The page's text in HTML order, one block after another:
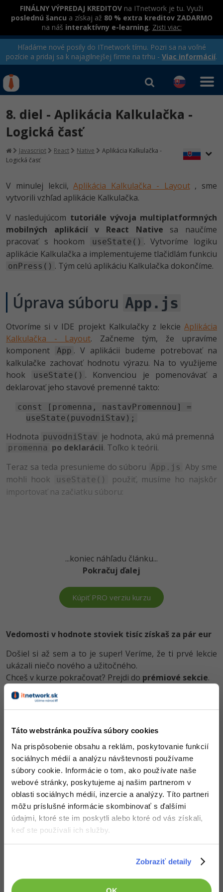
Táto webstránka používa súbory cookies
Na prispôsobenie obsahu a reklám, poskytovanie funkcií
sociálnych médií a analýzu návštevnosti používame
súbory cookie. Informácie o tom, ako používate naše
webové stránky, poskytujeme aj našim partnerom v
oblasti sociálnych médií, inzercie a analýzy. Títo partneri
môžu príslušné informácie skombinovať s ďalšími
údajmi, ktoré ste im poskytli alebo ktoré od vás získali,
keď ste používali ich služby.
Zobraziť detaily
FINÁLNY VÝPREDAJ KREDITOV na ITnetwork je tu. Využi
poslednú šancu a získaj až 80 % extra kreditov ZADARMO
na náš interaktívny e-learning. Zisti viac:
Hľadáme nové posily do ITnetwork tímu. Pozri sa na voľné
pozície a pridaj sa k najagilnejšej firme na trhu - Viac informácií.
Rekvalifikačné kurzy
hradené úradom práce
Kurzy programovania
Java -80%
C# .NET
Python -80%
JavaScript -80%
C++ -80%
Swift -80%
Kotlin -80%
Céčko -80%
SQL
UML -80%
Algoritmy -41%
Umelá inteligencia -10%
Fórum
Kurzy e-commerce
Marketing -30%
WordPress
SEO -30%
UX
Business
Copywriting -30%
MS Office -80%
Google Dokumenty
Time management
Fórum
HTML/CSS -80%
Photoshop -80%
Adobe Illustrator -80%
Adobe Lightroom
Adobe XD -15%
Adobe InDesign -25%
Adobe After Effects
Blender -80%
Inkscape
Fotografovanie -80%
Príbehy absolventov
Blog
Médiá
Kariéra
Prihlásiť sa Registrovať
8. diel - Aplikácia Kalkulačka -
Logická časť
Javascript React Native
Aplikácia Kalkulačka -
Logická časť
V minulej lekcii,Aplikácia Kalkulačka - Layout, sme
vytvorili vzhľad aplikácie Kalkulačka.
V nasledujúcom tutoriále vývoja multiplatformných
mobilných aplikácií v React Native sa naučíme
pracovať s hookom
useState() . Vytvoríme logiku
aplikácie Kalkulačka a implementujeme tlačidlám funkciu
onPress() . Tým celú aplikáciu Kalkulačka dokončíme.
Úprava súboru App.js
Otvoríme si v IDE projekt Kalkulačky z lekcie Aplikácia
Kalkulačka - Layout. Začneme tým, že upravíme
komponent
App . V aplikácii budeme potrebovať na
kalkulačke zachovať hodnotu výrazu. Na to využijeme
hook
useState() . Konvenciou je pomenovávať a
deklarovať jeho stavové premenné takto:
const [promenna, nastavPromennou] =
useState(puvodniStav);
Hodnota puvodniStav je hodnota, akú má premenná
promenna po deklarácii. Toľko k teórii.
Teraz sa teda presunieme do súboru App.js Aby sme
mohli hook
useState()
použiť, musíme ho najskôr
importovať na začiatku súboru:
...koniec náhľadu článku...
Pokračuj ďalej
Kúpiť PRO verziu kurzu
Vedomosti v hodnote stoviek tisíc získaš za pár eur
Došiel si až sem a to je super! Veríme, že ti prvé lekcie
ukázali niečo nového a užitočného.
Chceš v kurze pokračovať? Prejdi do prémiové sekcie.
Pred kúpou tohto článku je potrebnékúpiť predchádzajúci diel
Obsah článku spadá pod licenciuPremium, kúpou článku súhlasíš
zmluvnými podmienkami
Čo od nás v ďalších lekciách dostaneš?
Prístup k jednotlivým lekciám podľa spôsobu
obstarania.
Kvalitné znalostiv oblasti IT.
Zručnosti, ktoré ti pomôžu získať vysnívanú a